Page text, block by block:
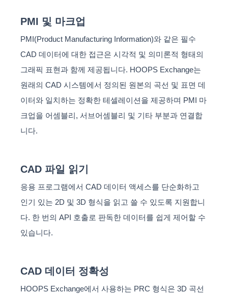
PMI 및 마크업
PMI(Product Manufacturing Information)와 같은 필수
CAD 데이터에 대한 접근은 시각적 및 의미론적 형태의
그래픽 표현과 함께 제공됩니다. HOOPS Exchange는
원래의 CAD 시스템에서 정의된 원본의 곡선 및 표면 데
이터와 일치하는 정확한 테셀레이션을 제공하며 PMI 마
크업을 어셈블리, 서브어셈블리 및 기타 부분과 연결합
니다.
CAD 파일 읽기
응용 프로그램에서 CAD 데이터 액세스를 단순화하고
인기 있는 2D 및 3D 형식을 읽고 쓸 수 있도록 지원합니
다. 한 번의 API 호출로 판독한 데이터를 쉽게 제어할 수
있습니다.
CAD 데이터 정확성
HOOPS Exchange에서 사용하는 PRC 형식은 3D 곡선